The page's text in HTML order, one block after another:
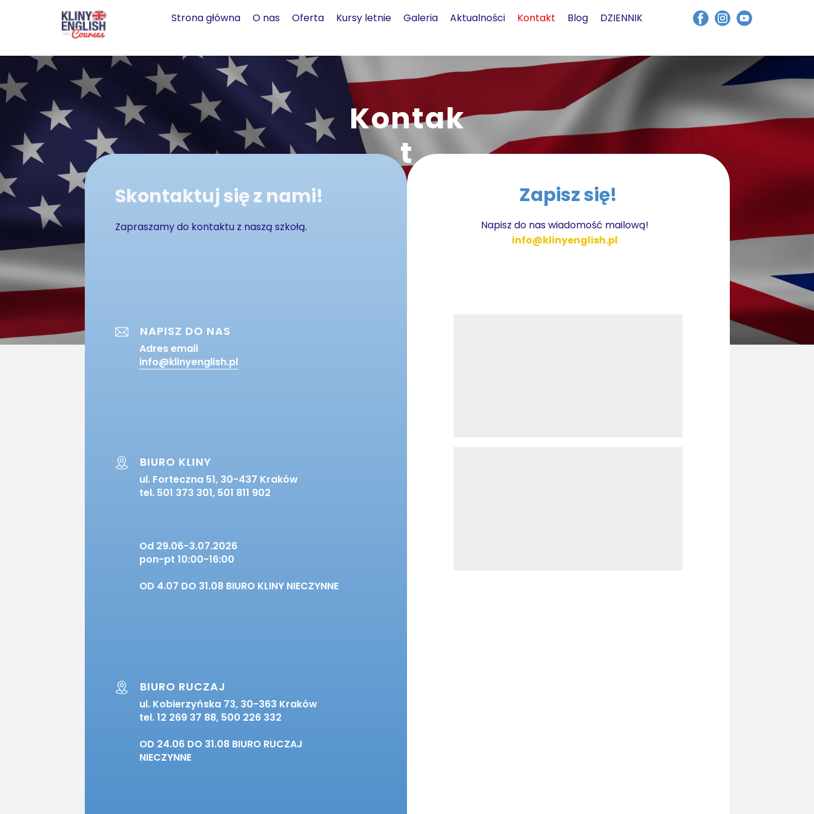
Strona główna O nas Oferta Kursy letnie Galeria Aktualności Kontakt Blog DZIENNIK
Kontak
t
Skontaktuj się z nami!
Zapraszamy do kontaktu z naszą szkołą.
NAPISZ DO NAS
Adres email
info@klinyenglish.pl
BIURO KLINY
ul. Forteczna 51, 30-437 Kraków
tel. ​501 373 301, 501 811 902
Od 29.06-3.07.2026
pon-pt 10:00-16:00
OD 4.07 DO 31.08 BIURO KLINY NIECZYNNE
BIURO RUCZAJ
ul. Kobierzyńska 73, 30-363 Kraków
tel. 12 269 37 88, 500 226 332
OD 24.06 DO 31.08 BIURO RUCZAJ
NIECZYNNE
Zapisz się!
Napisz do nas wiadomość mailową!
info@klinyenglish.pl